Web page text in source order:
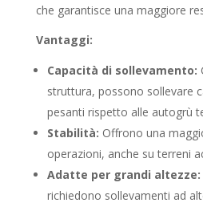
che garantisce una maggiore
Vantaggi:
Capacità di sollevamento:
struttura, possono sollevare
pesanti rispetto alle autogrù
Stabilità: Offrono una
operazioni, anche su terreni
Adatte per grandi altezze:
richiedono sollevamenti ad